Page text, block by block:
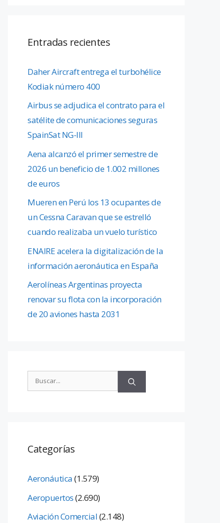
Entradas recientes
Daher Aircraft entrega el turbohélice
Kodiak número 400
Airbus se adjudica el contrato para el
satélite de comunicaciones seguras
SpainSat NG-III
Aena alcanzó el primer semestre de
2026 un beneficio de 1.002 millones
de euros
Mueren en Perú los 13 ocupantes de
un Cessna Caravan que se estrelló
cuando realizaba un vuelo turístico
ENAIRE acelera la digitalización de la
información aeronáutica en España
Aerolíneas Argentinas proyecta
renovar su flota con la incorporación
de 20 aviones hasta 2031
Categorías
Aeronáutica(1.579)
Aeropuertos(2.690)
Aviación Comercial(2.148)